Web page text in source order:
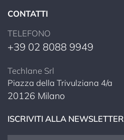
CONTATTI
TELEFONO
+39 02 8088 9949
Techlane Srl
Piazza della Trivulziana 4/a
20126 Milano
ISCRIVITI ALLA NEWSLETTER